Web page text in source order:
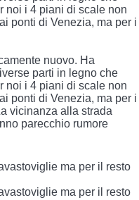
noi i 4 piani di scale non
ponti di Venezia, ma per i
nuovo. Ha
parti in legno che
noi i 4 piani di scale non
ponti di Venezia, ma per i
vicinanza alla strada
parecchio rumore
ma per il resto
ma per il resto